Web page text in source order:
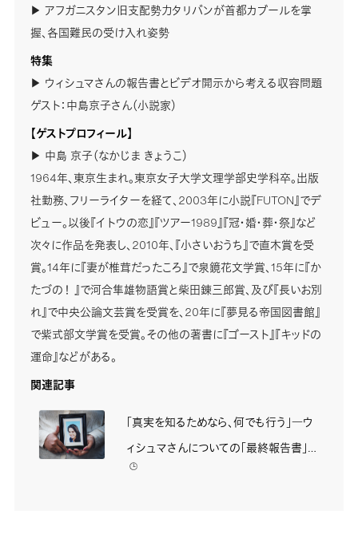
▶ アフガニスタン旧支配勢力タリバンが首都カブールを掌
握、各国難民の受け入れ姿勢
特集
▶ ウィシュマさんの報告書とビデオ開示から考える収容問題
ゲスト：中島京子さん（小説家）
【ゲストプロフィール】
▶ 中島 京子（なかじま きょうこ）
1964年、東京生まれ。東京女子大学文理学部史学科卒。出版
社勤務、フリーライターを経て、2003年に小説『FUTON』でデ
ビュー。以後『イトウの恋』『ツアー1989』『冠・婚・葬・祭』など
次々に作品を発表し、2010年、『小さいおうち』で直木賞を受
賞。14年に『妻が椎茸だったころ』で泉鏡花文学賞、15年に『か
たづの！ 』で河合隼雄物語賞と柴田錬三郎賞、及び『長いお別
れ』で中央公論文芸賞を受賞を、20年に『夢見る帝国図書館』
で紫式部文学賞を受賞。その他の著書に『ゴースト』『キッドの
運命』などがある。
関連記事
「真実を知るためなら、何でも行う」―ウ
ィシュマさんについての「最終報告書」は
何が問題か - Dialogue for People（ダイ
🕒️